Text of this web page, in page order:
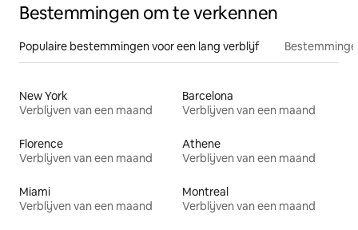
Bestemmingen om te verkennen
Populaire bestemmingen voor een lang verblijf
New York
Verblijven van een maand
Barcelona
Verblijven van een maand
Florence
Verblijven van een maand
Athene
Verblijven van een maand
Miami
Verblijven van een maand
Montreal
Verblijven van een maand